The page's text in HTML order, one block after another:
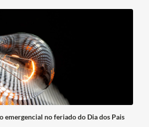
emergencial no feriado do Dia dos Pais